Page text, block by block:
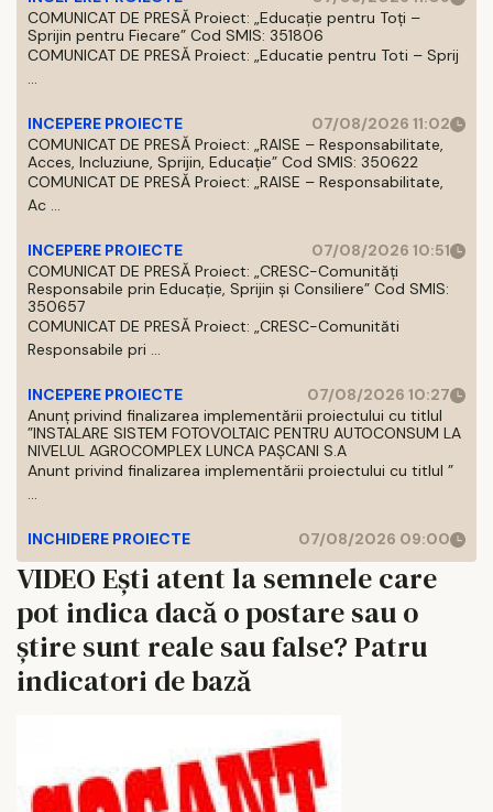
COMUNICAT DE PRESĂ Proiect: „Educație pentru Toți –
Sprijin pentru Fiecare” Cod SMIS: 351806
COMUNICAT DE PRESĂ Proiect: „Educatie pentru Toti – Sprij
...
INCEPERE PROIECTE
07/08/2026 11:02
COMUNICAT DE PRESĂ Proiect: „RAISE – Responsabilitate,
Acces, Incluziune, Sprijin, Educație” Cod SMIS: 350622
COMUNICAT DE PRESĂ Proiect: „RAISE – Responsabilitate,
Ac ...
INCEPERE PROIECTE
07/08/2026 10:51
COMUNICAT DE PRESĂ Proiect: „CRESC-Comunități
Responsabile prin Educație, Sprijin și Consiliere” Cod SMIS:
350657
COMUNICAT DE PRESĂ Proiect: „CRESC-Comunităti
Responsabile pri ...
INCEPERE PROIECTE
07/08/2026 10:27
Anunț privind finalizarea implementării proiectului cu titlul
”INSTALARE SISTEM FOTOVOLTAIC PENTRU AUTOCONSUM LA
NIVELUL AGROCOMPLEX LUNCA PAȘCANI S.A
Anunt privind finalizarea implementării proiectului cu titlul ”
...
INCHIDERE PROIECTE 07/08/2026 09:00
VIDEO Ești atent la semnele care
pot indica dacă o postare sau o
știre sunt reale sau false? Patru
indicatori de bază